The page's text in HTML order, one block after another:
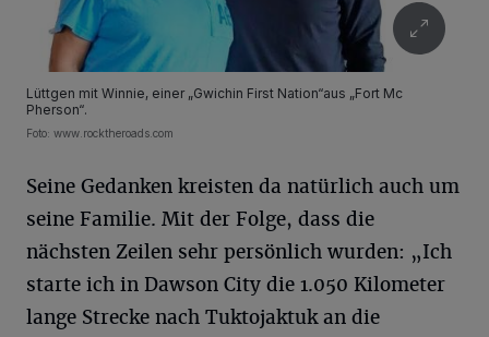
Lüttgen mit Winnie, einer „Gwichin First Nation“aus „Fort Mc
Pherson“.
Foto: www.rocktheroads.com
Seine Gedanken kreisten da natürlich auch um
seine Familie. Mit der Folge, dass die
nächsten Zeilen sehr persönlich wurden: „Ich
starte ich in Dawson City die 1.050 Kilometer
lange Strecke nach Tuktojaktuk an die